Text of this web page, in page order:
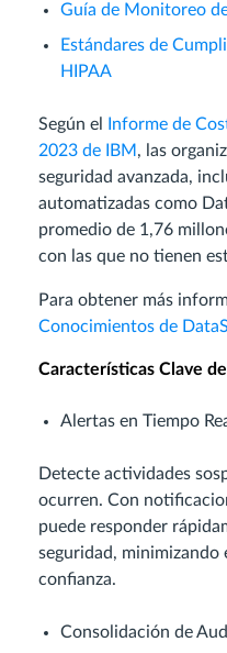
Guía de Monitoreo
Estándares de
HIPAA
Según el
Informe de
2023 de IBM , las
seguridad avanzada,
automatizadas como
promedio de 1,76
con las que no tienen
Para obtener más
Conocimientos de
Características Clave
Alertas en Tiempo
Detecte actividades
ocurren. Con
puede responder
seguridad, minimizando
confianza.
Consolidación de